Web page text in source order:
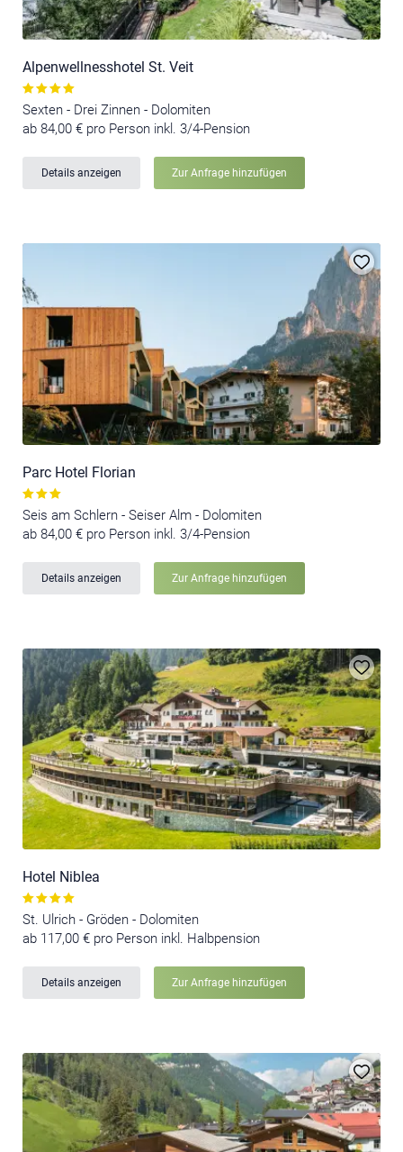
Alpenwellnesshotel St. Veit
Sexten - Drei Zinnen - Dolomiten
ab 84,00 € pro Person inkl. 3/4-Pension
Details anzeigen Zur Anfrage hinzufügen
Parc Hotel Florian
Seis am Schlern - Seiser Alm - Dolomiten
ab 84,00 € pro Person inkl. 3/4-Pension
Details anzeigen Zur Anfrage hinzufügen
Hotel Niblea
St. Ulrich - Gröden - Dolomiten
ab 117,00 € pro Person inkl. Halbpension
Details anzeigen Zur Anfrage hinzufügen